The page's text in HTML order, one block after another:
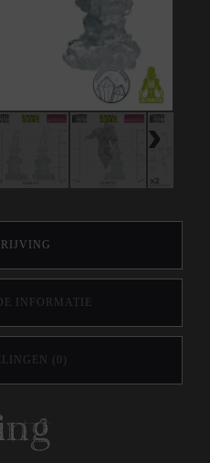
INFORMATIE
(0)